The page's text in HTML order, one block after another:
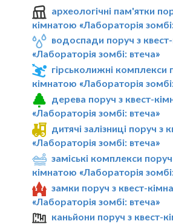
археологічні пам'ятки
кімнатою «Лабораторія
водоспади поруч з
«Лабораторія зомбі: втеча»
гірськолижні комплекси
кімнатою «Лабораторія
дерева поруч з квест-
«Лабораторія зомбі: втеча»
дитячі залізниці поруч з
«Лабораторія зомбі: втеча»
заміські комплекси
кімнатою «Лабораторія
замки поруч з квест-
«Лабораторія зомбі: втеча»
каньйони поруч з квест-